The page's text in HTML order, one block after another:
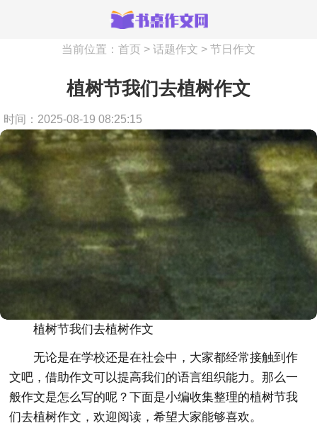
当前位置： 首页 > 话题作文 > 节日作文
植树节我们去植树作文
时间：2025-08-19 08:25:15
植树节我们去植树作文
无论是在学校还是在社会中，大家都经常接触到作
文吧，借助作文可以提高我们的语言组织能力。那么一
般作文是怎么写的呢？下面是小编收集整理的植树节我
们去植树作文，欢迎阅读，希望大家能够喜欢。